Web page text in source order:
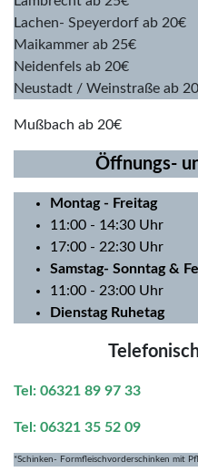
Lachen- Speyerdorf ab 20€
Maikammer ab 25€
Neidenfels ab 20€
Neustadt / Weinstraße ab
Mußbach ab 20€
Öffnungs-
Montag - Freitag
11:00 - 14:30 Uhr
17:00 - 22:30 Uhr
Samstag- Sonntag &
11:00 - 23:00 Uhr
Dienstag Ruhetag
Tel: 06321 89 97 33
Tel: 06321 35 52 09
*Schinken- Formfleischvorderschinken mit